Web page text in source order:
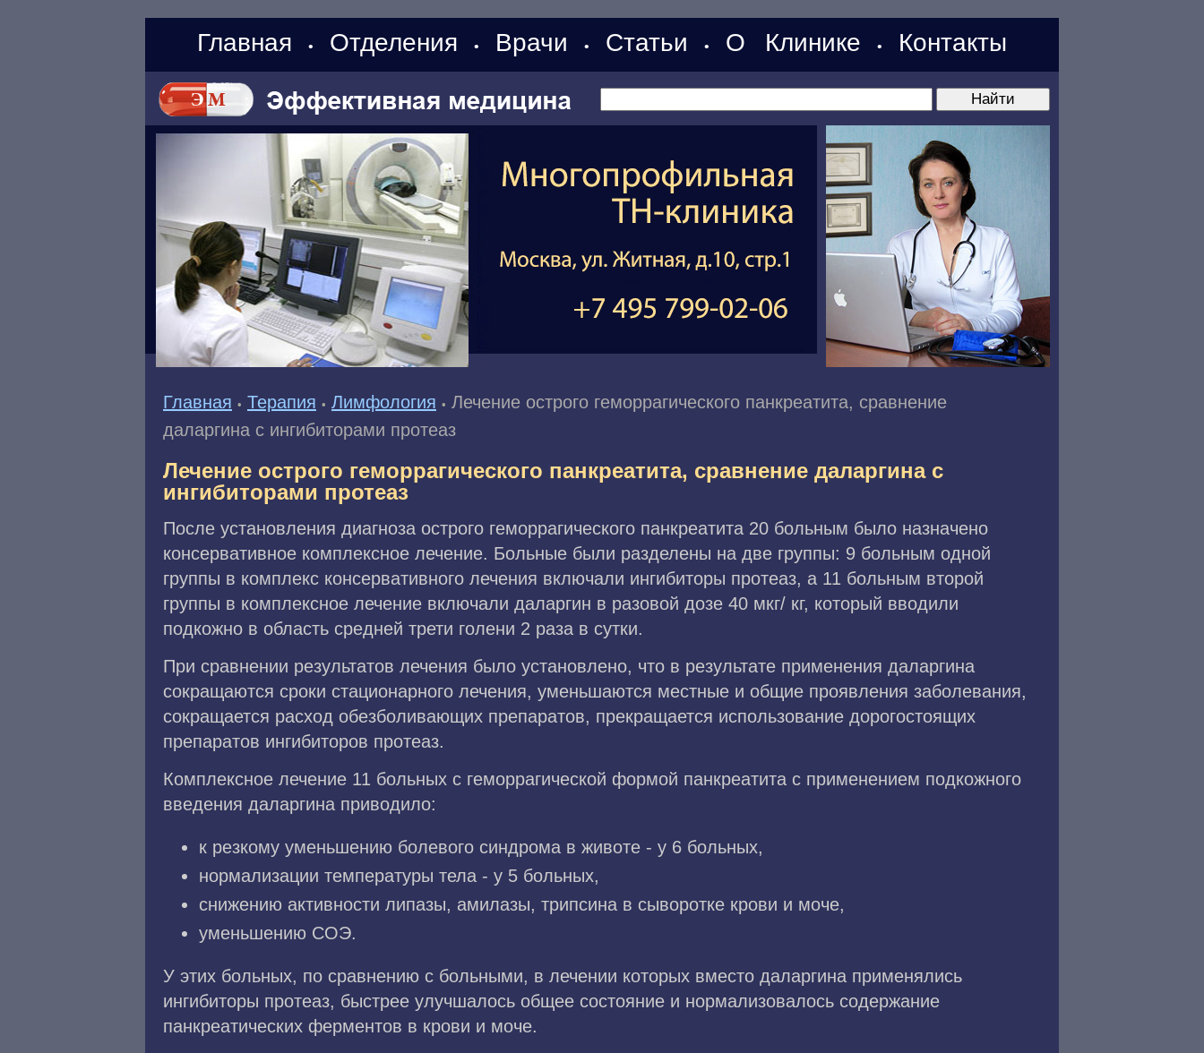
Главная • Отделения • Врачи • Статьи • О Клинике • Контакты
Главная • Терапия • Лимфология • Лечение острого геморрагического панкреатита, сравнение
даларгина с ингибиторами протеаз
Лечение острого геморрагического панкреатита, сравнение даларгина с
ингибиторами протеаз
После установления диагноза острого геморрагического панкреатита 20 больным было назначено
консервативное комплексное лечение. Больные были разделены на две группы: 9 больным одной
группы в комплекс консервативного лечения включали ингибиторы протеаз, а 11 больным второй
группы в комплексное лечение включали даларгин в разовой дозе 40 мкг/ кг, который вводили
подкожно в область средней трети голени 2 раза в сутки.
При сравнении результатов лечения было установлено, что в результате применения даларгина
сокращаются сроки стационарного лечения, уменьшаются местные и общие проявления заболевания,
сокращается расход обезболивающих препаратов, прекращается использование дорогостоящих
препаратов ингибиторов протеаз.
Комплексное лечение 11 больных с геморрагической формой панкреатита с применением подкожного
введения даларгина приводило:
к резкому уменьшению болевого синдрома в животе - у 6 больных,
нормализации температуры тела - у 5 больных,
снижению активности липазы, амилазы, трипсина в сыворотке крови и моче,
уменьшению СОЭ.
У этих больных, по сравнению с больными, в лечении которых вместо даларгина применялись
ингибиторы протеаз, быстрее улучшалось общее состояние и нормализовалось содержание
панкреатических ферментов в крови и моче.